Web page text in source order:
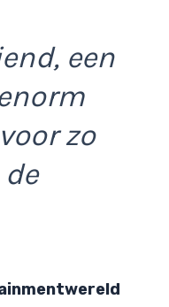
een
zo